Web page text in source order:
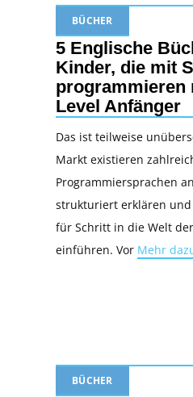
BÜCHER
5 Englische
Kinder, die mit
programmieren
Level Anfänger
Das ist teilweise
Markt existieren
Programmiersprachen
strukturiert erklären und
für Schritt in die Welt
einführen. Vor Mehr
BÜCHER